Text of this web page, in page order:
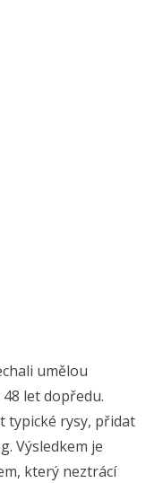
umělou
let dopředu.
typické rysy, přidat
Výsledkem je
který neztrácí